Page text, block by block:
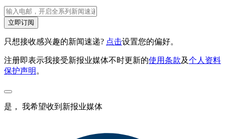
立即订阅
只想接收感兴趣的新闻速递? 点击设置您的偏好。
注册即表示我接受新报业媒体不时更新的使用条款及个人资料
保护声明 。
是， 我希望收到新报业媒体